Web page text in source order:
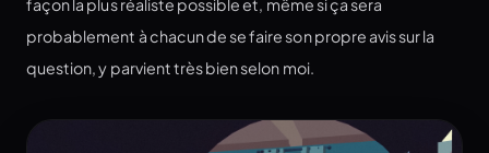
façon la plus réaliste possible et, même si ça sera
probablement à chacun de se faire son propre avis sur la
question, y parvient très bien selon moi.